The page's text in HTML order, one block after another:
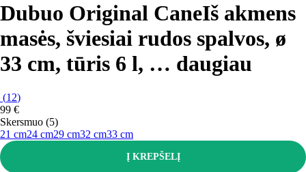
Dubuo Original CaneIš akmens
masės, šviesiai rudos spalvos, ø
33 cm, tūris 6 l, … daugiau
(12)
99 €
Skersmuo (5)
21 cm24 cm29 cm32 cm33 cm
Į KREPŠELĮ